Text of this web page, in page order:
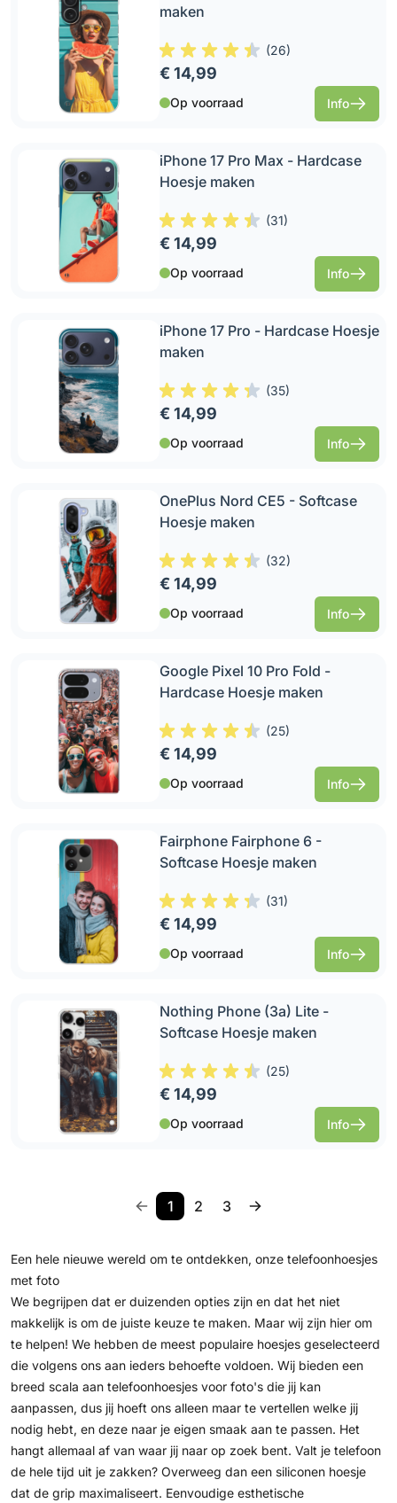
maken
(26)
€ 14,99
Op voorraad Info
iPhone 17 Pro Max - Hardcase
Hoesje maken
(31)
€ 14,99
Op voorraad Info
iPhone 17 Pro - Hardcase Hoesje
maken
(35)
€ 14,99
Op voorraad Info
OnePlus Nord CE5 - Softcase
Hoesje maken
(32)
€ 14,99
Op voorraad Info
Google Pixel 10 Pro Fold -
Hardcase Hoesje maken
(25)
€ 14,99
Op voorraad Info
Fairphone Fairphone 6 -
Softcase Hoesje maken
(31)
€ 14,99
Op voorraad Info
Nothing Phone (3a) Lite -
Softcase Hoesje maken
(25)
€ 14,99
Op voorraad Info
1 2 3
Een hele nieuwe wereld om te ontdekken, onze telefoonhoesjes
met foto
We begrijpen dat er duizenden opties zijn en dat het niet
makkelijk is om de juiste keuze te maken. Maar wij zijn hier om
te helpen! We hebben de meest populaire hoesjes geselecteerd
die volgens ons aan ieders behoefte voldoen. Wij bieden een
breed scala aan telefoonhoesjes voor foto's die jij kan
aanpassen, dus jij hoeft ons alleen maar te vertellen welke jij
nodig hebt, en deze naar je eigen smaak aan te passen. Het
hangt allemaal af van waar jij naar op zoek bent. Valt je telefoon
de hele tijd uit je zakken? Overweeg dan een siliconen hoesje
dat de grip maximaliseert. Eenvoudige esthetische